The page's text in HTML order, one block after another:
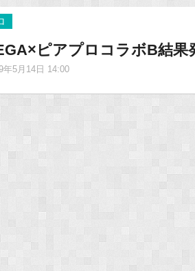
ピアプロコラボB結果
年5月14日 14:00